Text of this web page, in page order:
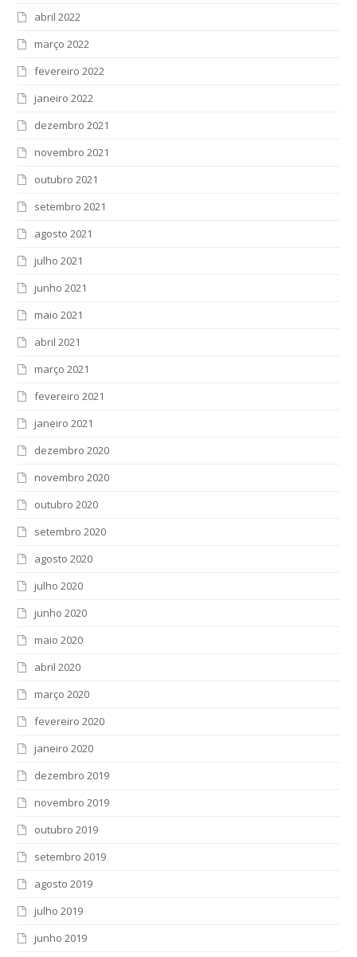
abril 2022
março 2022
fevereiro 2022
janeiro 2022
dezembro 2021
novembro 2021
outubro 2021
setembro 2021
agosto 2021
julho 2021
junho 2021
maio 2021
abril 2021
março 2021
fevereiro 2021
janeiro 2021
dezembro 2020
novembro 2020
outubro 2020
setembro 2020
agosto 2020
julho 2020
junho 2020
maio 2020
abril 2020
março 2020
fevereiro 2020
janeiro 2020
dezembro 2019
novembro 2019
outubro 2019
setembro 2019
agosto 2019
julho 2019
junho 2019